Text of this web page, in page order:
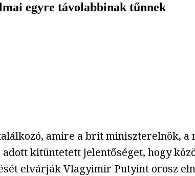
egyre távolabbinak tűnnek
amire a brit miniszterelnök, a
kitüntetett jelentőséget, hogy
elvárják Vlagyimir Putyint orosz